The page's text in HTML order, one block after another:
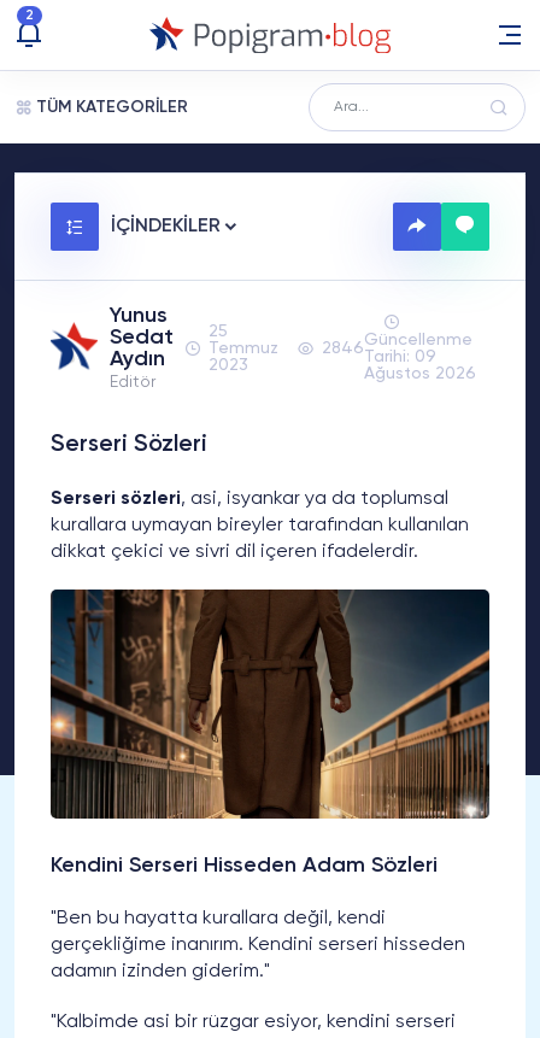
2
TÜM KATEGORİLER
İÇİNDEKİLER
Yunus
Sedat
Aydın
Editör
25
Temmuz
2023
2846Güncellenme
Tarihi: 09
Ağustos 2026
Serseri Sözleri
Serseri sözleri, asi, isyankar ya da toplumsal
kurallara uymayan bireyler tarafından kullanılan
dikkat çekici ve sivri dil içeren ifadelerdir.
Kendini Serseri Hisseden Adam Sözleri
"Ben bu hayatta kurallara değil, kendi
gerçekliğime inanırım. Kendini serseri hisseden
adamın izinden giderim."
"Kalbimde asi bir rüzgar esiyor, kendini serseri